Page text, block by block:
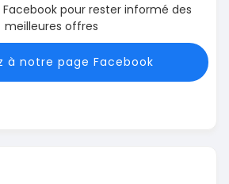
pour rester informé des
meilleures offres
à notre page Facebook